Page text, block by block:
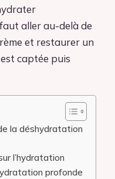
aller au-delà de
et restaurer un
captée puis
la déshydratation
l’hydratation
profonde